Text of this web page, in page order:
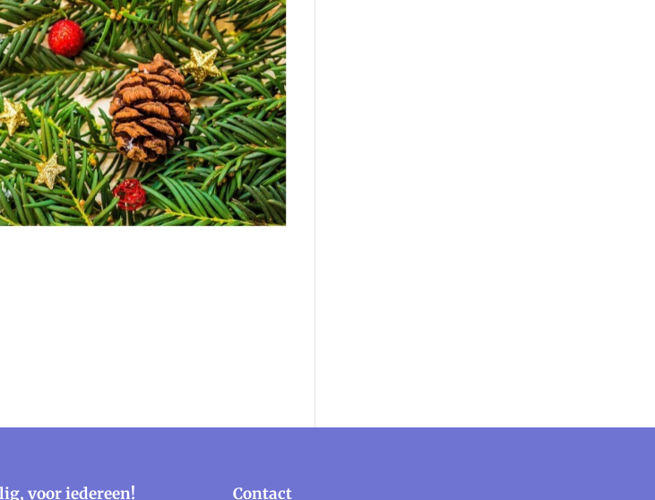
voor iedereen! Contact